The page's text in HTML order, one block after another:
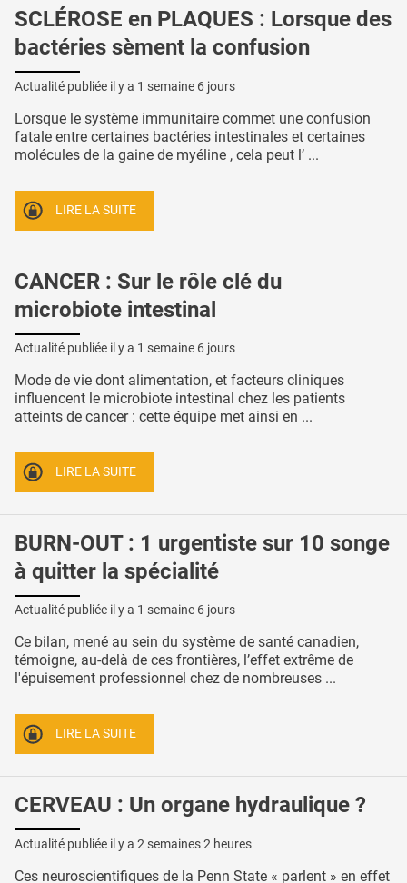
SCLÉROSE en PLAQUES : Lorsque des
bactéries sèment la confusion
Actualité publiée il y a 1 semaine 6 jours
Lorsque le système immunitaire commet une confusion
fatale entre certaines bactéries intestinales et certaines
molécules de la gaine de myéline , cela peut l’ ...
LIRE LA SUITE
CANCER : Sur le rôle clé du
microbiote intestinal
Actualité publiée il y a 1 semaine 6 jours
Mode de vie dont alimentation, et facteurs cliniques
influencent le microbiote intestinal chez les patients
atteints de cancer : cette équipe met ainsi en ...
LIRE LA SUITE
BURN-OUT : 1 urgentiste sur 10 songe
à quitter la spécialité
Actualité publiée il y a 1 semaine 6 jours
Ce bilan, mené au sein du système de santé canadien,
témoigne, au-delà de ces frontières, l’effet extrême de
l'épuisement professionnel chez de nombreuses ...
LIRE LA SUITE
CERVEAU : Un organe hydraulique ?
Actualité publiée il y a 2 semaines 2 heures
Ces neuroscientifiques de la Penn State « parlent » en effet